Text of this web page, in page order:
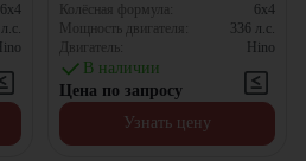
6x4
л.с.
Hino
Колёсная формула:
6x4
Мощность двигателя:
336 л.с.
Двигатель:
Hino
В наличии
Цена по запросу
Узнать цену